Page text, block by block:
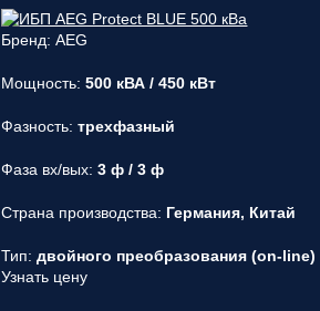
Бренд: AEG
Мощность:500 кВА / 450 кВт
Фазность:трехфазный
Фаза вх/вых:3 ф / 3 ф
Страна производства: Германия, Китай
Тип:двойного преобразования (on-line)
Узнать цену